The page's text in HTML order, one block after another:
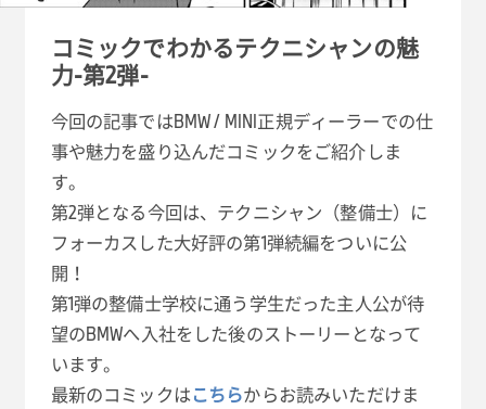
コミックでわかるテクニシャンの魅
力-第2弾-
今回の記事ではBMW / MINI正規ディーラーでの仕
事や魅力を盛り込んだコミックをご紹介しま
す。
第2弾となる今回は、テクニシャン（整備士）に
フォーカスした大好評の第1弾続編をついに公
開！
第1弾の整備士学校に通う学生だった主人公が待
望のBMWへ入社をした後のストーリーとなって
います。
最新のコミックはこちらからお読みいただけま